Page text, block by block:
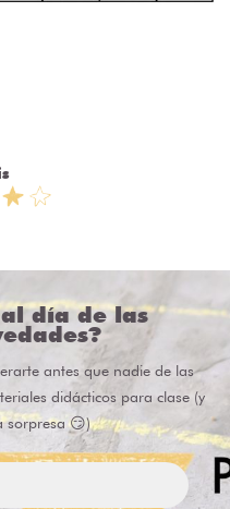
día de las
antes que nadie de las
didácticos para clase (y
sorpresa 😏)